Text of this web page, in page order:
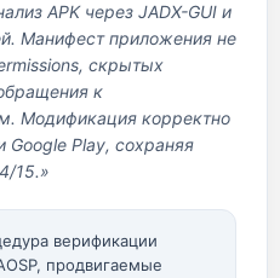
APK через JADX-GUI и
Манифест приложения не
скрытых
к
Модификация корректно
Google Play, сохраняя
15.»
верификации
продвигаемые